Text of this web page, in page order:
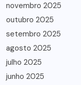
novembro 2025
outubro 2025
setembro 2025
agosto 2025
julho 2025
junho 2025